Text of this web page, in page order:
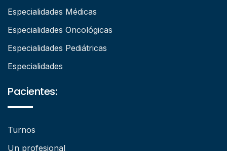
Especialidades Médicas
Especialidades Oncológicas
Especialidades Pediátricas
Especialidades
Pacientes:
Turnos
Un profesional